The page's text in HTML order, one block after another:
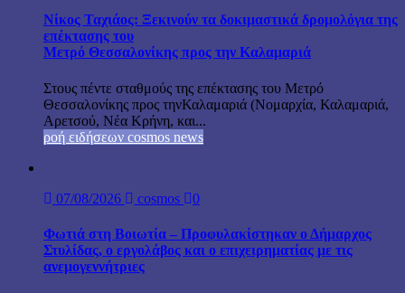
Νίκος Ταχιάος: Ξεκινούν τα δοκιμαστικά δρομολόγια της
επέκτασης του
Μετρό Θεσσαλονίκης προς την Καλαμαριά
Στους πέντε σταθμούς της επέκτασης του Μετρό
Θεσσαλονίκης προς τηνΚαλαμαριά (Νομαρχία, Καλαμαριά,
Αρετσού, Νέα Κρήνη, και...
ροή ειδήσεων cosmos news
07/08/2026 cosmos 0
Φωτιά στη Βοιωτία – Προφυλακίστηκαν ο Δήμαρχος
Στυλίδας, ο εργολάβος και ο επιχειρηματίας με τις
ανεμογεννήτριες